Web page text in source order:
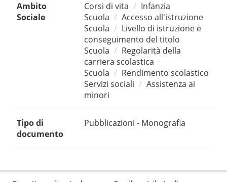
Ambito
Sociale
Corsi di vita
Infanzia
Scuola
Accesso all'istruzione
Scuola
Livello di istruzione e
conseguimento del titolo
Scuola
Regolarità della
carriera scolastica
Scuola
Rendimento scolastico
Servizi sociali
Assistenza ai
minori
Tipo di
documento
Pubblicazioni - Monografia